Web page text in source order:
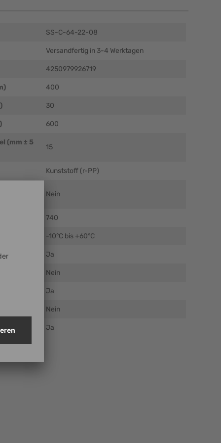
SS-C-64-22-08
Versandfertig in 3-4 Werktagen
4250979926719
400
30
600
(mm ± 5
15
Kunststoff (r-PP)
Nein
740
-10°C bis +60°C
Ja
Nein
Ja
Nein
Ja